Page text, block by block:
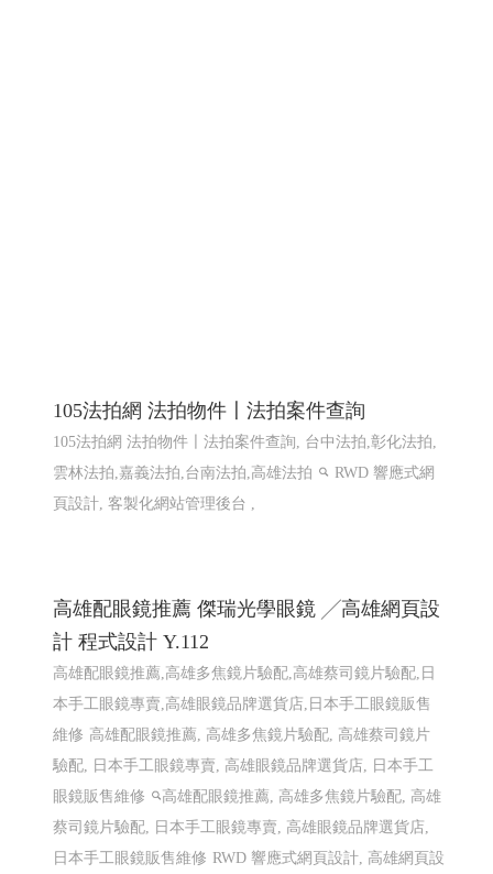
105法拍網 法拍物件〡法拍案件查詢
105法拍網 法拍物件〡法拍案件查詢, 台中法拍,彰化法拍,
雲林法拍,嘉義法拍,台南法拍,高雄法拍
RWD 響應式網
頁設計, 客製化網站管理後台 ,